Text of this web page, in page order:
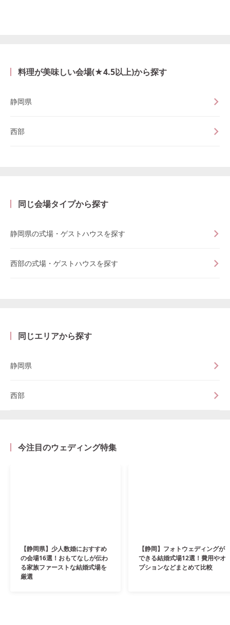
料理が美味しい会場(★4.5以上)から探す
静岡県
西部
同じ会場タイプから探す
静岡県の式場・ゲストハウスを探す
西部の式場・ゲストハウスを探す
同じエリアから探す
静岡県
西部
今注目のウェディング特集
【静岡県】少人数婚におすすめ
の会場16選！おもてなしが伝わ
る家族ファーストな結婚式場を
厳選
【静岡】フォトウェディングが
できる結婚式場12選！費用やオ
プションなどまとめて比較